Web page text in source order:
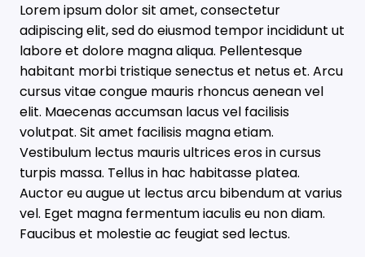
Lorem ipsum dolor sit amet, consectetur
adipiscing elit, sed do eiusmod tempor incididunt ut
labore et dolore magna aliqua. Pellentesque
habitant morbi tristique senectus et netus et. Arcu
cursus vitae congue mauris rhoncus aenean vel
elit. Maecenas accumsan lacus vel facilisis
volutpat. Sit amet facilisis magna etiam.
Vestibulum lectus mauris ultrices eros in cursus
turpis massa. Tellus in hac habitasse platea.
Auctor eu augue ut lectus arcu bibendum at varius
vel. Eget magna fermentum iaculis eu non diam.
Faucibus et molestie ac feugiat sed lectus.